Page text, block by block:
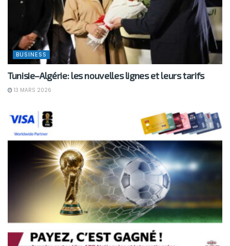
BUSINESS
Tunisie–Algérie: les nouvelles lignes et leurs tarifs
13 MARS 2026